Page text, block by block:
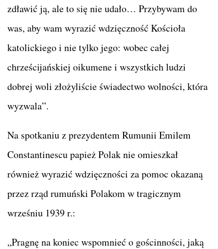
zdławić ją, ale to się nie udało… Przybywam do
was, aby wam wyrazić wdzięczność Kościoła
katolickiego i nie tylko jego: wobec całej
chrześcijańskiej oikumene i wszystkich ludzi
dobrej woli złożyliście świadectwo wolności, która
wyzwala”.
Na spotkaniu z prezydentem Rumunii Emilem
Constantinescu papież Polak nie omieszkał
również wyrazić wdzięczności za pomoc okazaną
przez rząd rumuński Polakom w tragicznym
wrześniu 1939 r.:
„Pragnę na koniec wspomnieć o gościnności, jaką